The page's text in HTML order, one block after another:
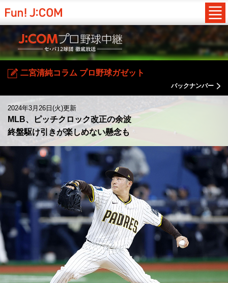
二宮清純コラム プロ野球ガゼット
バックナンバー
2024年3月26日(火)更新
MLB、ピッチクロック改正の余波
終盤駆け引きが楽しめない懸念も